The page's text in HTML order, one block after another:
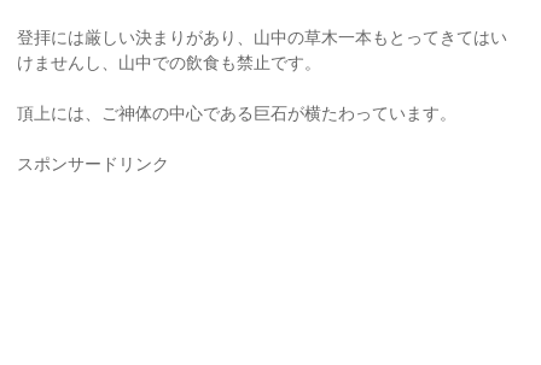
登拝には厳しい決まりがあり、山中の草木一本もとってきてはい
けませんし、山中での飲食も禁止です。
頂上には、ご神体の中心である巨石が横たわっています。
スポンサードリンク